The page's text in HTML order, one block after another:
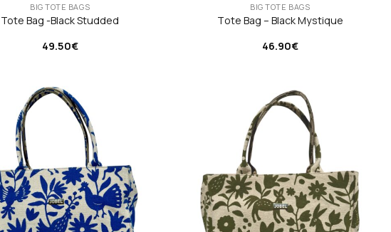
BIG TOTE BAGS
Tote Bag -Black Studded
49.50€
BIG TOTE BAGS
Τote Bag – Black Mystique
46.90€